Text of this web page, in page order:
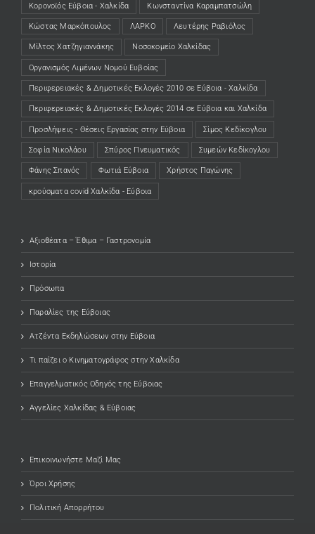
Κορονοϊός Εύβοια - Χαλκίδα Κωνσταντίνα Καραμπατσώλη
Κώστας Μαρκόπουλος ΛΑΡΚΟ Λευτέρης Ραβιόλος
Μίλτος Χατζηγιαννάκης Νοσοκομείο Χαλκίδας
Οργανισμός Λιμένων Νομού Ευβοίας
Περιφερειακές & Δημοτικές Εκλογές 2010 σε Εύβοια - Χαλκίδα
Περιφερειακές & Δημοτικές Εκλογές 2014 σε Εύβοια και Χαλκίδα
Προσλήψεις - Θέσεις Εργασίας στην Εύβοια Σίμος Κεδίκογλου
Σοφία Νικολάου Σπύρος Πνευματικός Συμεών Κεδίκογλου
Φάνης Σπανός Φωτιά Εύβοια Χρήστος Παγώνης
κρούσματα covid Χαλκίδα - Εύβοια
Αξιοθέατα – Έθιμα – Γαστρονομία
Ιστορία
Πρόσωπα
Παραλίες της Εύβοιας
Ατζέντα Εκδηλώσεων στην Εύβοια
Τι παίζει ο Κινηματογράφος στην Χαλκίδα
Επαγγελματικός Οδηγός της Εύβοιας
Αγγελίες Χαλκίδας & Εύβοιας
Επικοινωνήστε Μαζί Μας
Όροι Χρήσης
Πολιτική Απορρήτου